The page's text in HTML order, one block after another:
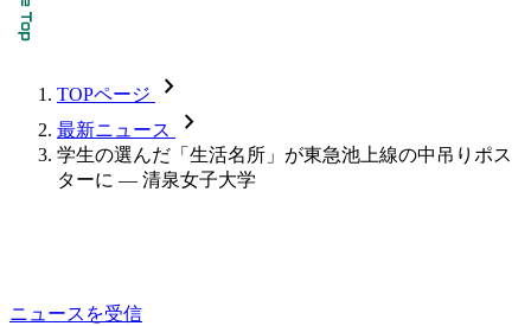
TOPページ chevron_forward
最新ニュース chevron_forward
学生の選んだ「生活名所」が東急池上線の中吊りポス
ターに — 清泉女子大学
ニュースを受信